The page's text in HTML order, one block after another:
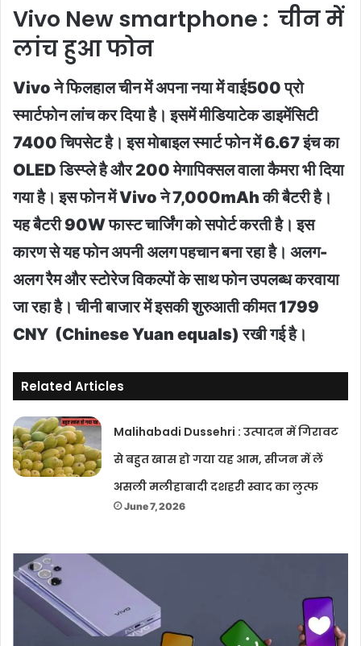
Vivo New smartphone : चीन में
लांच हुआ फोन
Vivo ने फिलहाल चीन में अपना नया में वाई500 प्रो
स्मार्टफोन लांच कर दिया है। इसमें मीडियाटेक डाइमेंसिटी
7400 चिपसेट है। इस माेबाइल स्मार्ट फोन में 6.67 इंच का
OLED डिस्प्ले है और 200 मेगापिक्सल वाला कैमरा भी दिया
गया है। इस फोन में Vivo ने 7,000mAh की बैटरी है।
यह बैटरी 90W फास्ट चार्जिंग को सपोर्ट करती है। इस
कारण से यह फोन अपनी अलग पहचान बना रहा है। अलग-
अलग रैम और स्टोरेज विकल्पों के साथ फोन उपलब्ध करवाया
जा रहा है। चीनी बाजार में इसकी शुरुआती कीमत 1799
CNY (Chinese Yuan equals) रखी गई है।
Related Articles
Malihabadi Dussehri : उत्पादन में गिरावट
से बहुत खास हो गया यह आम, सीजन में लें
असली मलीहाबादी दशहरी स्वाद का लुत्फ
June 7, 2026